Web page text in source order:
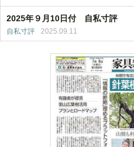
2025年９月10日付 自私寸評
自私寸評 2025.09.11